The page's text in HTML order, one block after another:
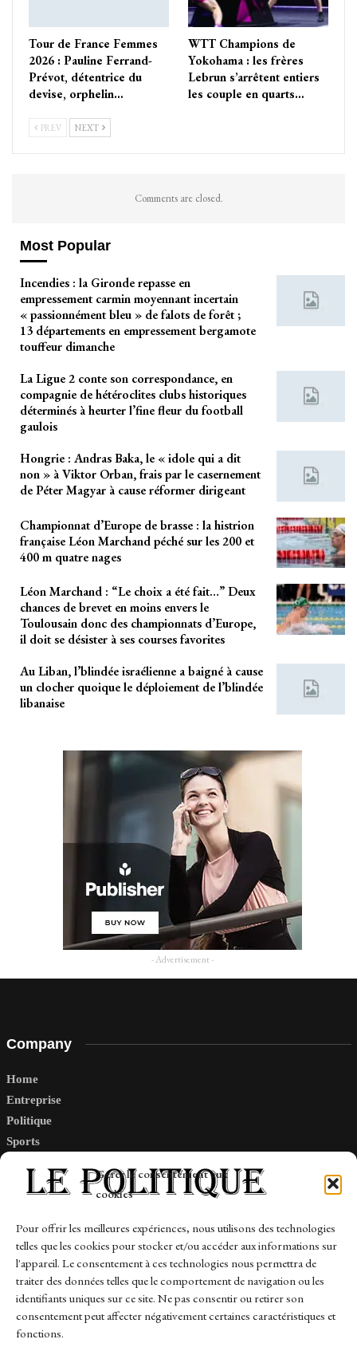
Gérer le consentement aux
cookies
Pour offrir les meilleures expériences, nous utilisons des technologies
telles que les cookies pour stocker et/ou accéder aux informations sur
l'appareil. Le consentement à ces technologies nous permettra de
traiter des données telles que le comportement de navigation ou les
identifiants uniques sur ce site. Ne pas consentir ou retirer son
consentement peut affecter négativement certaines caractéristiques et
fonctions.
Tour de France Femmes
2026 : Pauline Ferrand-
Prévot, détentrice du
devise, orphelin…
WTT Champions de
Yokohama : les frères
Lebrun s’arrêtent entiers
les couple en quarts…
PREV NEXT
Comments are closed.
Most Popular
Incendies : la Gironde repasse en
empressement carmin moyennant incertain
« passionnément bleu » de falots de forêt ;
13 départements en empressement bergamote
touffeur dimanche
La Ligue 2 conte son correspondance, en
compagnie de hétéroclites clubs historiques
déterminés à heurter l’fine fleur du football
gaulois
Hongrie : Andras Baka, le « idole qui a dit
non » à Viktor Orban, frais par le casernement
de Péter Magyar à cause réformer dirigeant
Championnat d’Europe de brasse : la histrion
française Léon Marchand péché sur les 200 et
400 m quatre nages
Léon Marchand : “Le choix a été fait…” Deux
chances de brevet en moins envers le
Toulousain donc des championnats d’Europe,
il doit se désister à ses courses favorites
Au Liban, l’blindée israélienne a baigné à cause
un clocher quoique le déploiement de l’blindée
libanaise
- Advertisement -
Company
Home
Entreprise
Politique
Sports
Links
Contact
Sitemap